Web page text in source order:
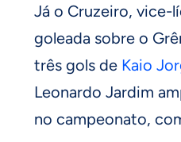
Já o Cruzeiro, vice-
goleada sobre o
três gols de Kaio
Leonardo Jardim
no campeonato,